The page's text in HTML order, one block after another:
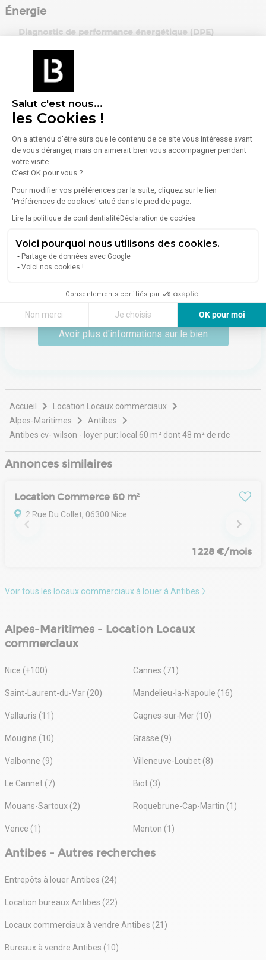
Salut c'est nous...
les Cookies !
On a attendu d'être sûrs que le contenu de ce site vous intéresse avant
de vous déranger, mais on aimerait bien vous accompagner pendant
votre visite...
C'est OK pour vous ?
Pour modifier vos préférences par la suite, cliquez sur le lien
'Préférences de cookies' situé dans le pied de page.
Lire la politique de confidentialitéDéclaration de cookies
Voici pourquoi nous utilisons des cookies.
Partage de données avec Google
Voici nos cookies !
Consentements certifiés par
Non merci Je choisis
OK pour moi
Axeptio consent
Plateforme de Gestion du Consentement : Personnalisez vos Options
Énergie
Diagnostic de performance énergétique (DPE)
Consommation (énergie primaire) :
Indice d'émission de gaz à effet de serre (GES)
Émissions :Non communiqué
À propos de l'agence
COEUR EXPANSION SAS
26 Impasse Des Santolines, Lamanon
Voir toutes les annonces de l'agence
Avoir plus d'informations sur le bien
Accueil
Location Locaux commerciaux
Alpes-Maritimes
Antibes
Antibes cv- wilson - loyer pur: local 60 m² dont 48 m² de rdc
Annonces similaires
Location Commerce 60 m²
2 Rue Du Collet, 06300 Nice
1 228 €/mois
Voir tous les locaux commerciaux à louer à Antibes
Alpes-Maritimes - Location Locaux
commerciaux
Nice (+100) Cannes (71)
Saint-Laurent-du-Var (20) Mandelieu-la-Napoule (16)
Vallauris (11) Cagnes-sur-Mer (10)
Mougins (10) Grasse (9)
Valbonne (9) Villeneuve-Loubet (8)
Le Cannet (7) Biot (3)
Mouans-Sartoux (2) Roquebrune-Cap-Martin (1)
Vence (1) Menton (1)
Antibes - Autres recherches
Entrepôts à louer Antibes (24)
Location bureaux Antibes (22)
Locaux commerciaux à vendre Antibes (21)
Bureaux à vendre Antibes (10)